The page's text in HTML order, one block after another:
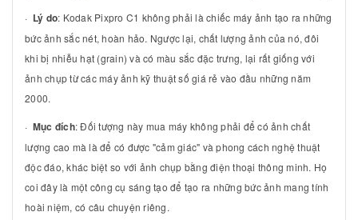
· Lý do: Kodak Pixpro C1 không phải là chiếc máy ảnh tạo ra những
bức ảnh sắc nét, hoàn hảo. Ngược lại, chất lượng ảnh của nó, đôi
khi bị nhiễu hạt (grain) và có màu sắc đặc trưng, lại rất giống với
ảnh chụp từ các máy ảnh kỹ thuật số giá rẻ vào đầu những năm
2000.
· Mục đích: Đối tượng này mua máy không phải để có ảnh chất
lượng cao mà là để có được "cảm giác" và phong cách nghệ thuật
độc đáo, khác biệt so với ảnh chụp bằng điện thoại thông minh. Họ
coi đây là một công cụ sáng tạo để tạo ra những bức ảnh mang tính
hoài niệm, có câu chuyện riêng.